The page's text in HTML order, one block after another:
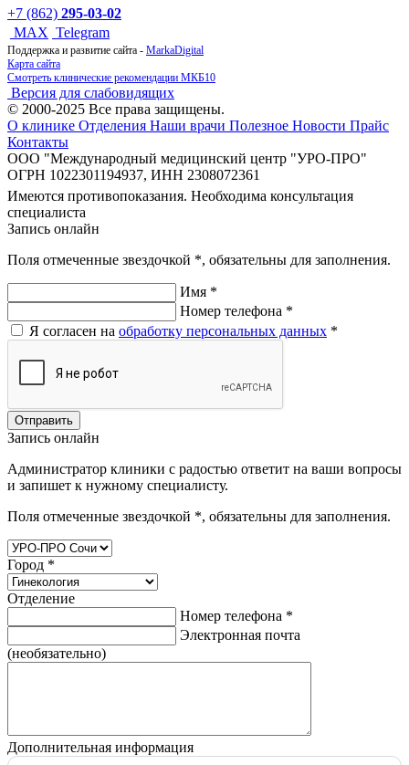
+7 (862) 295-03-02
MAX Telegram
Поддержка и развитие сайта - MarkaDigital
Карта сайта
Смотреть клинические рекомендации МКБ10
Версия для слабовидящих
© 2000-2025 Все права защищены.
О клинике Отделения Наши врачи Полезное Новости Прайс
Контакты
ООО "Международный медицинский центр "УРО-ПРО"
ОГРН 1022301194937, ИНН 2308072361
Имеются противопоказания. Необходима консультация
специалиста
Запись онлайн
Поля отмеченные звездочкой *, обязательны для заполнения.
Имя *
Номер телефона *
Я согласен на обработку персональных данных *
Отправить
Запись онлайн
Администратор клиники с радостью ответит на ваши вопросы
и запишет к нужному специалисту.
Поля отмеченные звездочкой *, обязательны для заполнения.
Город *
Отделение
Номер телефона *
Электронная почта
(необязательно)
Дополнительная информация